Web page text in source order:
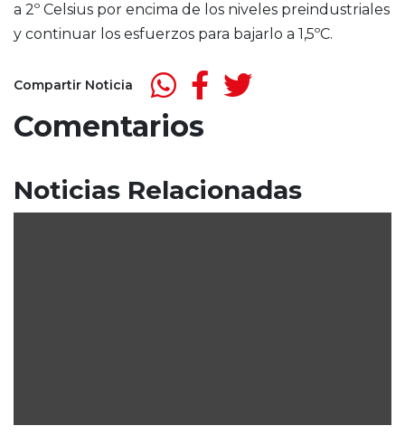
a 2º Celsius por encima de los niveles preindustriales
y continuar los esfuerzos para bajarlo a 1,5ºC.
Compartir Noticia
Comentarios
Noticias Relacionadas